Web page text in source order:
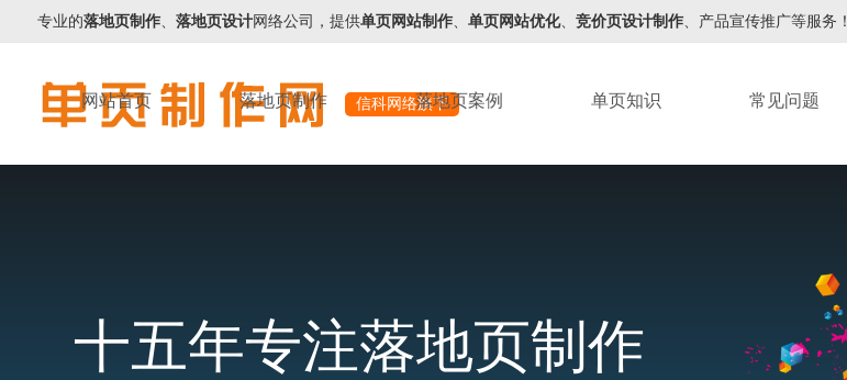
专业的落地页制作、 落地页设计网络公司，提供单页网站制作、 单页网站优化、 竞价页设计制作、产品宣传推广等服务！
信科网络旗下
网站首页 落地页制作 落地页案例 单页知识 常见问题
十五年专注落地页制作